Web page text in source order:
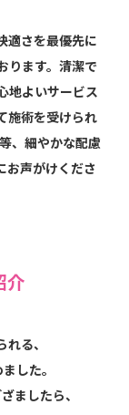
適さを最優先に
ります。清潔で
地よいサービス
施術を受けられ
、細やかな配慮
お声がけくださ
介
る、
した。
ましたら、